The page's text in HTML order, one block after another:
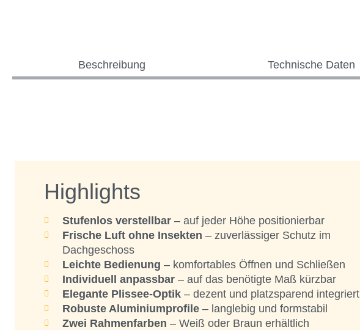
Beschreibung Technische Daten
Highlights
Stufenlos verstellbar – auf jeder Höhe positionierbar
Frische Luft ohne Insekten – zuverlässiger Schutz im
Dachgeschoss
Leichte Bedienung – komfortables Öffnen und Schließen
Individuell anpassbar – auf das benötigte Maß kürzbar
Elegante Plissee-Optik – dezent und platzsparend integriert
Robuste Aluminiumprofile – langlebig und formstabil
Zwei Rahmenfarben – Weiß oder Braun erhältlich